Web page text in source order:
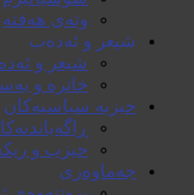
وتەی هەفتە
شیعر و ئەدەب
شیعر و
خاترە و
حیزبە سیاسیەکان
حیزب و
جەماوەری